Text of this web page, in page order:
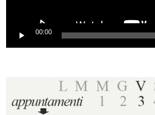
00:00